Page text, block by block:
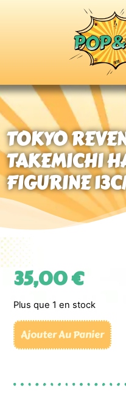
TOKYO
TAKEMICHI
FIGURINE
35,00€
Plus que 1 en stock
Ajouter Au Panier